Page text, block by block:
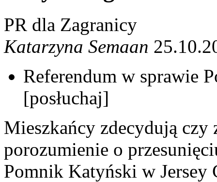
PR dla Zagranicy
Katarzyna Semaan
Referendum w sprawie
[posłuchaj]
Mieszkańcy zdecydują
porozumienie o
Pomnik Katyński w Jersey